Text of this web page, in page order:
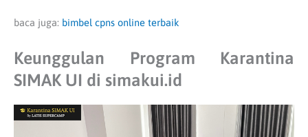
baca juga: bimbel cpns online terbaik
Keunggulan Program Karantina
SIMAK UI di simakui.id